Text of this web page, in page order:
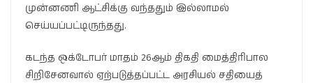
முன்னணி ஆட்சிக்கு வந்ததும் இல்லாமல்
செய்யப்பட்டிருந்தது.
கடந்த ஒக்டோபர் மாதம் 26ஆம் திகதி மைத்திரிபால
சிறிசேனவால் ஏற்படுத்தப்பட்ட அரசியல் சதியைத்